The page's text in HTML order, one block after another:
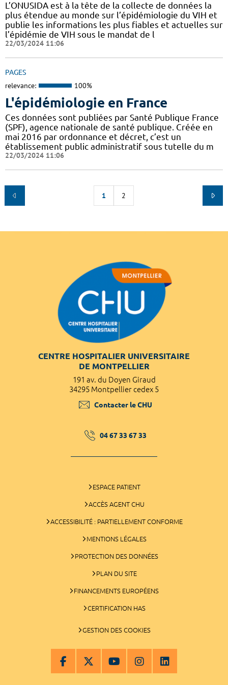
L’ONUSIDA est à la tête de la collecte de données la
plus étendue au monde sur l’épidémiologie du VIH et
publie les informations les plus fiables et actuelles sur
l’épidémie de VIH sous le mandat de l
22/03/2024 11:06
PAGES
relevance: 100%
L'épidémiologie en France
Ces données sont publiées par Santé Publique France
(SPF), agence nationale de santé publique. Créée en
mai 2016 par ordonnance et décret, c’est un
établissement public administratif sous tutelle du m
22/03/2024 11:06
1 2
CENTRE HOSPITALIER UNIVERSITAIRE
DE MONTPELLIER
191 av. du Doyen Giraud
34295 Montpellier cedex 5
Contacter le CHU
04 67 33 67 33
ESPACE PATIENT
ACCÈS AGENT CHU
ACCESSIBILITÉ : PARTIELLEMENT CONFORME
MENTIONS LÉGALES
PROTECTION DES DONNÉES
PLAN DU SITE
FINANCEMENTS EUROPÉENS
CERTIFICATION HAS
GESTION DES COOKIES